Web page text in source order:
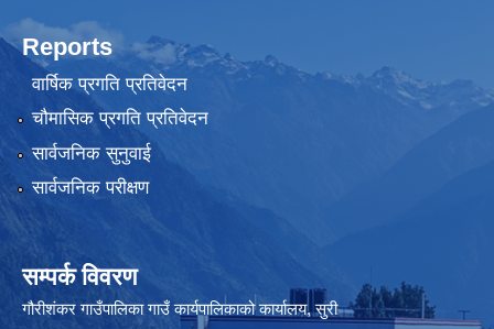
Reports
वार्षिक प्रगति प्रतिवेदन
चौमासिक प्रगति प्रतिवेदन
सार्वजनिक सुनुवाई
सार्वजनिक परीक्षण
सम्पर्क विवरण
गौरीशंकर गाउँपालिका गाउँ कार्यपालिकाको कार्यालय, सुरी